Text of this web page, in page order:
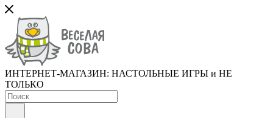
ИНТЕРНЕТ-МАГАЗИН: НАСТОЛЬНЫЕ ИГРЫ и НЕ
ТОЛЬКО